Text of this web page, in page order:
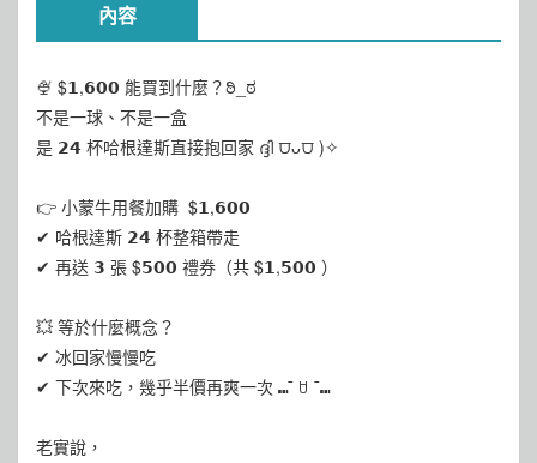
內容
🍨 $𝟭,𝟲𝟬𝟬 能買到什麼？ಠಿ_ಠ
不是一球、不是一盒
是 𝟮𝟰 杯哈根達斯直接抱回家 ദ്ദി ⩌ᴗ⩌ )✧
👉 小蒙牛用餐加購 ​ $𝟭,𝟲𝟬𝟬
✔ 哈根達斯 𝟮𝟰 杯整箱帶走
✔ 再送 𝟯 張 $𝟱𝟬𝟬 禮券（共 $𝟭,𝟱𝟬𝟬 ）
💥 等於什麼概念？
✔ 冰回家慢慢吃
✔ 下次來吃，幾乎半價再爽一次 ⑉¯ ꇴ ¯⑉
老實說，